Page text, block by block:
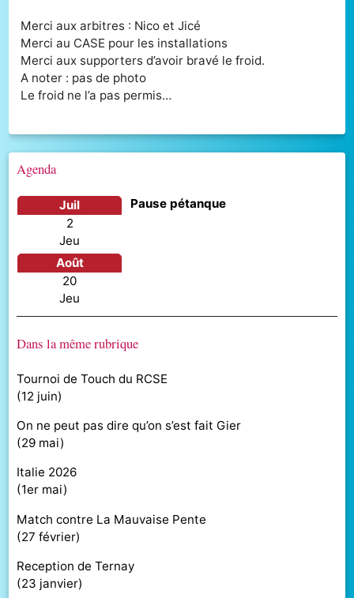
Merci aux arbitres : Nico et Jicé
Merci au CASE pour les installations
Merci aux supporters d’avoir bravé le froid.
A noter : pas de photo
Le froid ne l’a pas permis…
Agenda
juil
2
jeu
août
20
jeu
Pause pétanque
Dans la même rubrique
Tournoi de Touch du RCSE
(12 juin)
On ne peut pas dire qu’on s’est fait Gier
(29 mai)
Italie 2026
(1er mai)
Match contre La Mauvaise Pente
(27 février)
Reception de Ternay
(23 janvier)